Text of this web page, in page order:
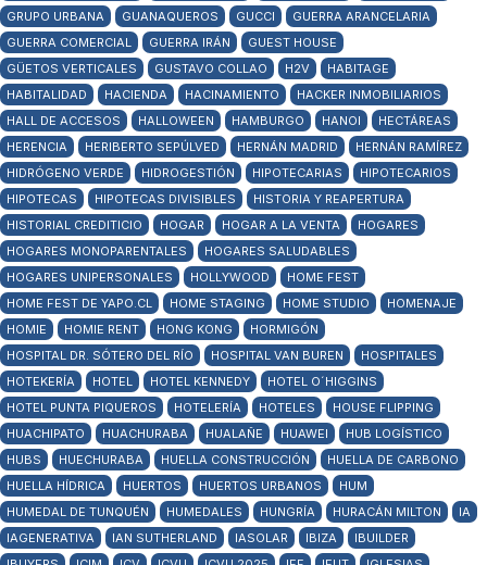
GRUPO URBANA
GUANAQUEROS GUCCI
GUERRA ARANCELARIA
GUERRA COMERCIAL
GUERRA IRÁN
GUEST HOUSE
GÜETOS VERTICALES
GUSTAVO COLLAO H2V
HABITAGE
HABITALIDAD
HACIENDA HACINAMIENTO
HACKER INMOBILIARIOS
HALL DE ACCESOS
HALLOWEEN HAMBURGO HANOI
HECTÁREAS
HERENCIA
HERIBERTO SEPÚLVED HERNÁN MADRID
HERNÁN RAMÍREZ
HIDRÓGENO VERDE
HIDROGESTIÓN HIPOTECARIAS
HIPOTECARIOS
HIPOTECAS
HIPOTECAS DIVISIBLES
HISTORIA Y REAPERTURA
HISTORIAL CREDITICIO
HOGAR HOGAR A LA VENTA
HOGARES
HOGARES MONOPARENTALES
HOGARES SALUDABLES
HOGARES UNIPERSONALES
HOLLYWOOD
HOME FEST
HOME FEST DE YAPO.CL
HOME STAGING HOME STUDIO
HOMENAJE
HOMIE
HOMIE RENT HONG KONG
HORMIGÓN
HOSPITAL DR. SÓTERO DEL RÍO
HOSPITAL VAN BUREN
HOSPITALES
HOTEKERÍA
HOTEL HOTEL KENNEDY
HOTEL O´HIGGINS
HOTEL PUNTA PIQUEROS
HOTELERÍA HOTELES
HOUSE FLIPPING
HUACHIPATO
HUACHURABA HUALAÑE HUAWEI
HUB LOGÍSTICO
HUBS
HUECHURABA HUELLA CONSTRUCCIÓN
HUELLA DE CARBONO
HUELLA HÍDRICA
HUERTOS HUERTOS URBANOS
HUM
HUMEDAL DE TUNQUÉN
HUMEDALES HUNGRÍA HURACÁN MILTON
IA
IAGENERATIVA
IAN SUTHERLAND IASOLAR IBIZA
IBUILDER